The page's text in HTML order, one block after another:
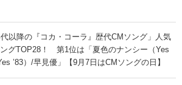
代以降の『コカ・コーラ』歴代CMソング」人気
グTOP28！ 第1位は「夏色のナンシー（Yes
’83）/早見優」【9月7日はCMソングの日】